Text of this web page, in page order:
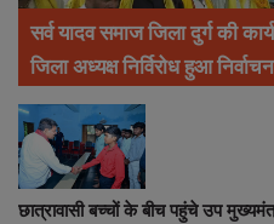
सर्व यादव समाज जिला दुर्ग की
जिला अध्यक्ष निर्विरोध हुआ निर्वाचन, हरीश यादव कार्यकारी जिला
अध्यक्ष, महेश यादव उपाध्यक्ष और
छात्रावासी बच्चों के बीच पहुंचे उप